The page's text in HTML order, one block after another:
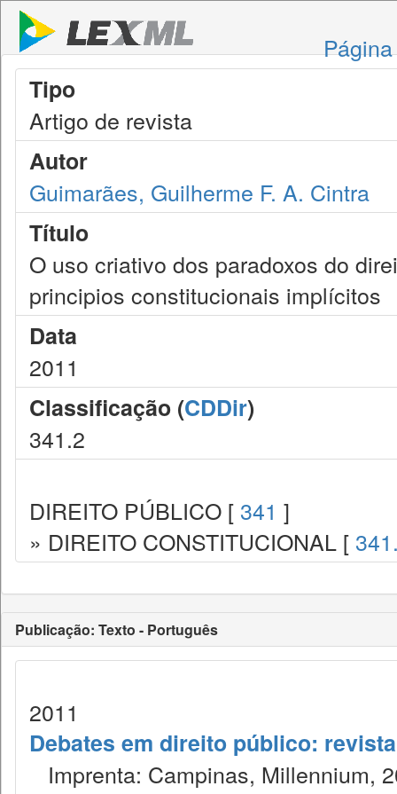
Tipo
Artigo de revista
Autor
Guimarães, Guilherme F. A. Cintra
Título
O uso criativo dos paradoxos do
principios constitucionais implícitos
Data
2011
Classificação (CDDir)
341.2
DIREITO PÚBLICO [ 341 ]
» DIREITO CONSTITUCIONAL [
Publicação: Texto - Português
2011
Debates em direito público:
Imprenta: Campinas, Millennium,